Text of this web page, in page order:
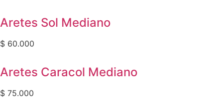
Aretes Sol Mediano
$ 60.000
Aretes Caracol Mediano
$ 75.000